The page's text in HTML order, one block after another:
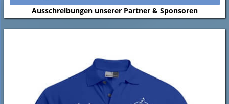
Ausschreibungen unserer Partner & Sponsoren